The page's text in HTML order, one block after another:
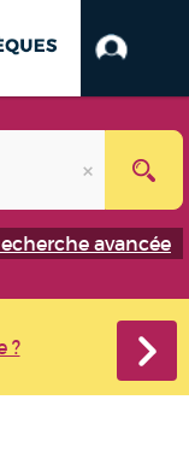
avancée
?